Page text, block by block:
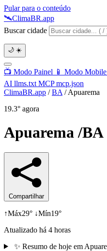
Pular para o conteúdo
🛰️ClimaBR.app
Buscar cidade
🌙 ☀️
📺 Modo Painel 📱 Modo Mobile
AI llms.txt MCPmcp.json
ClimaBR.app / BA / Apuarema
19.3° agora
Apuarema/BA
Compartilhar
↑Máx29° ↓Mín19°
Atualizado há 4 horas
✨ Resumo de hoje em